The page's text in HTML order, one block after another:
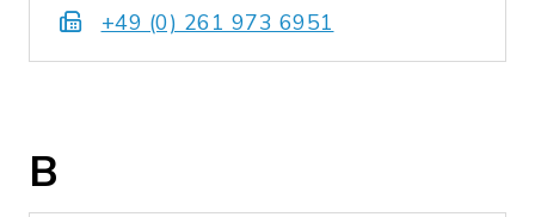
+49 (0) 261 973 6951
B